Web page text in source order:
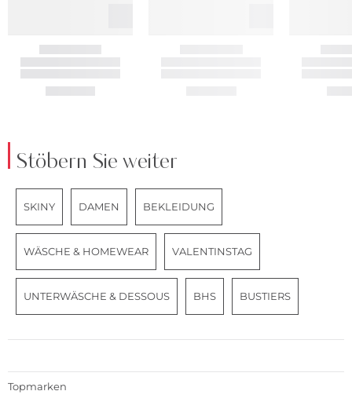
Stöbern Sie weiter
SKINY DAMEN BEKLEIDUNG
WÄSCHE & HOMEWEAR VALENTINSTAG
UNTERWÄSCHE & DESSOUS BHS BUSTIERS
Topmarken